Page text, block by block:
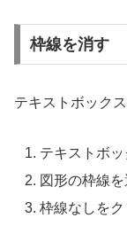
枠線を消す
テキストボック
テキストボ
図形の枠線
枠線なしを